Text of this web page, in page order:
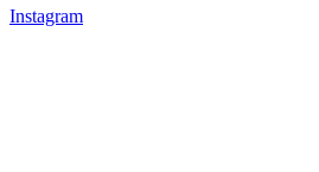
Instagram